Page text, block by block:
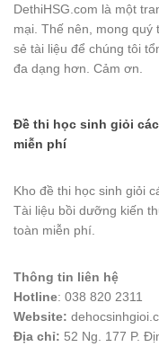
DethiHSG.com là một
mại. Thế nên, mong quý
sẻ tài liệu để chúng tôi
đa dạng hơn. Cảm ơn.
Đề thi học sinh giỏi
miễn phí
Kho đề thi học sinh giỏi
Tài liệu bồi dưỡng kiến
toàn miễn phí.
Thông tin liên hệ
Hotline: 038 820 2311
Website:
Địa chỉ: 52 Ng. 177 P.